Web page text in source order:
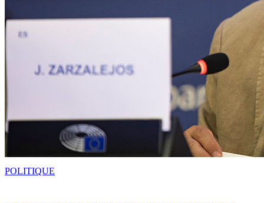
POLITIQUE